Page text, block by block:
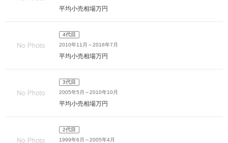
平均小売相場万円
4代目
2010年11月～2016年7月
平均小売相場万円
3代目
2005年5月～2010年10月
平均小売相場万円
2代目
1999年6月～2005年4月